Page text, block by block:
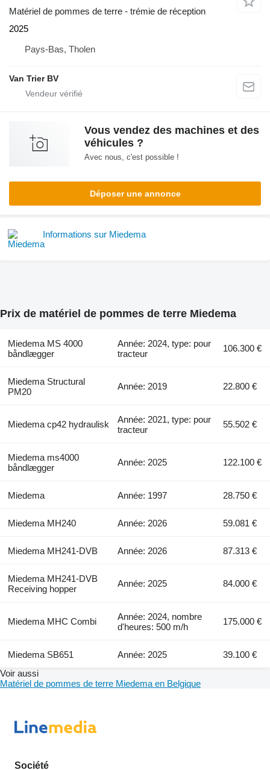
Matériel de pommes de terre - trémie de réception
2025
Pays-Bas, Tholen
Van Trier BV
Vous vendez des machines et des
véhicules ?
Avec nous, c'est possible !
Déposer une annonce
Informations sur Miedema
Prix de matériel de pommes de terre Miedema
Miedema MS 4000
båndlægger
Année: 2024, type: pour
tracteur
106.300 €
Miedema Structural
PM20
Année: 2019 22.800 €
Miedema cp42 hydraulisk
Année: 2021, type: pour
tracteur
55.502 €
Miedema ms4000
båndlægger
Année: 2025 122.100 €
Miedema Année: 1997 28.750 €
Miedema MH240 Année: 2026 59.081 €
Miedema MH241-DVB Année: 2026 87.313 €
Miedema MH241-DVB
Receiving hopper
Année: 2025 84.000 €
Miedema MHC Combi
Année: 2024, nombre
d'heures: 500 m/h
175.000 €
Miedema SB651 Année: 2025
39.100 €
Voir aussi
Matériel de pommes de terre Miedema en Belgique
Société